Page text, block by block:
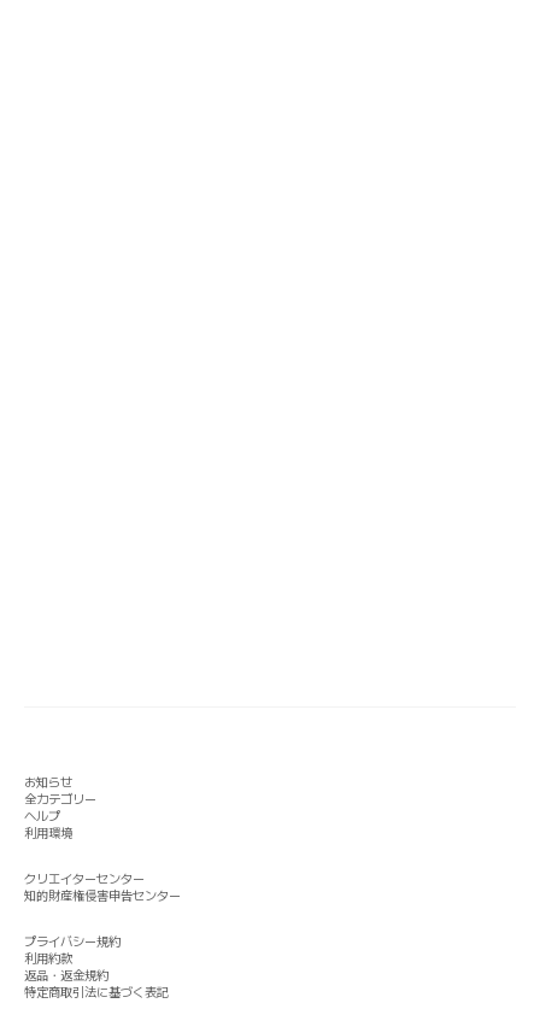
お知らせ
全カテゴリー
ヘルプ
利用環境
クリエイターセンター
知的財産権侵害申告センター
プライバシー規約
利用約款
返品・返金規約
特定商取引法に基づく表記